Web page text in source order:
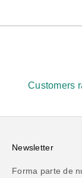
Customers
Newsletter
Forma parte de